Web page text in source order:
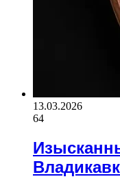
13.03.2026
64